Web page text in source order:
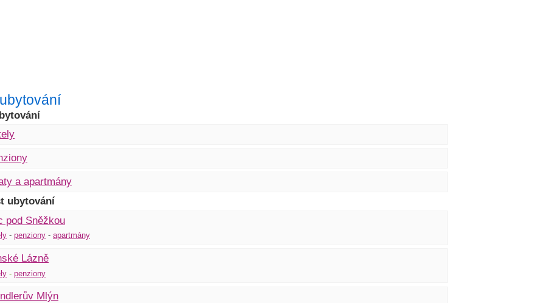
a apartmány
ubytování
pod Sněžkou
- penziony - apartmány
Lázně
- penziony
Mlýn